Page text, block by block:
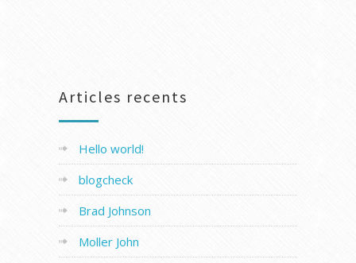
Articles recents
Hello world!
blogcheck
Brad Johnson
Moller John